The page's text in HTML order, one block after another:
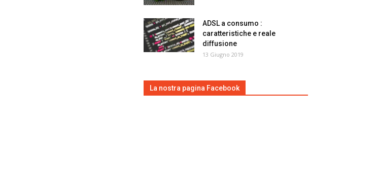
ADSL a consumo :
caratteristiche e reale
diffusione
13 Giugno 2019
La nostra pagina Facebook